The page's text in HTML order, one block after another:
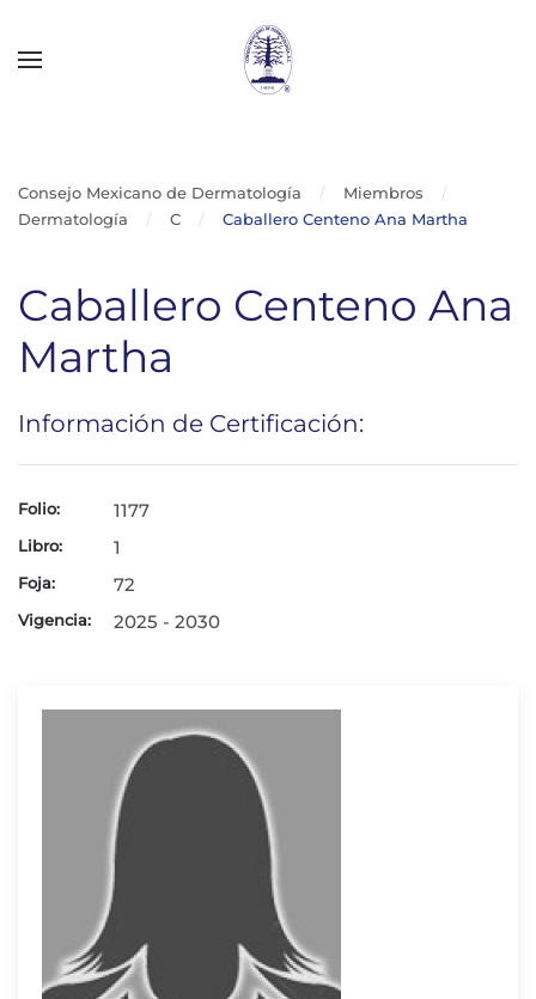
Consejo Mexicano de Dermatología
Miembros
Dermatología
C Caballero Centeno Ana Martha
Caballero Centeno Ana
Martha
Información de Certificación:
Folio: 1177
Libro: 1
Foja: 72
Vigencia: 2025 - 2030